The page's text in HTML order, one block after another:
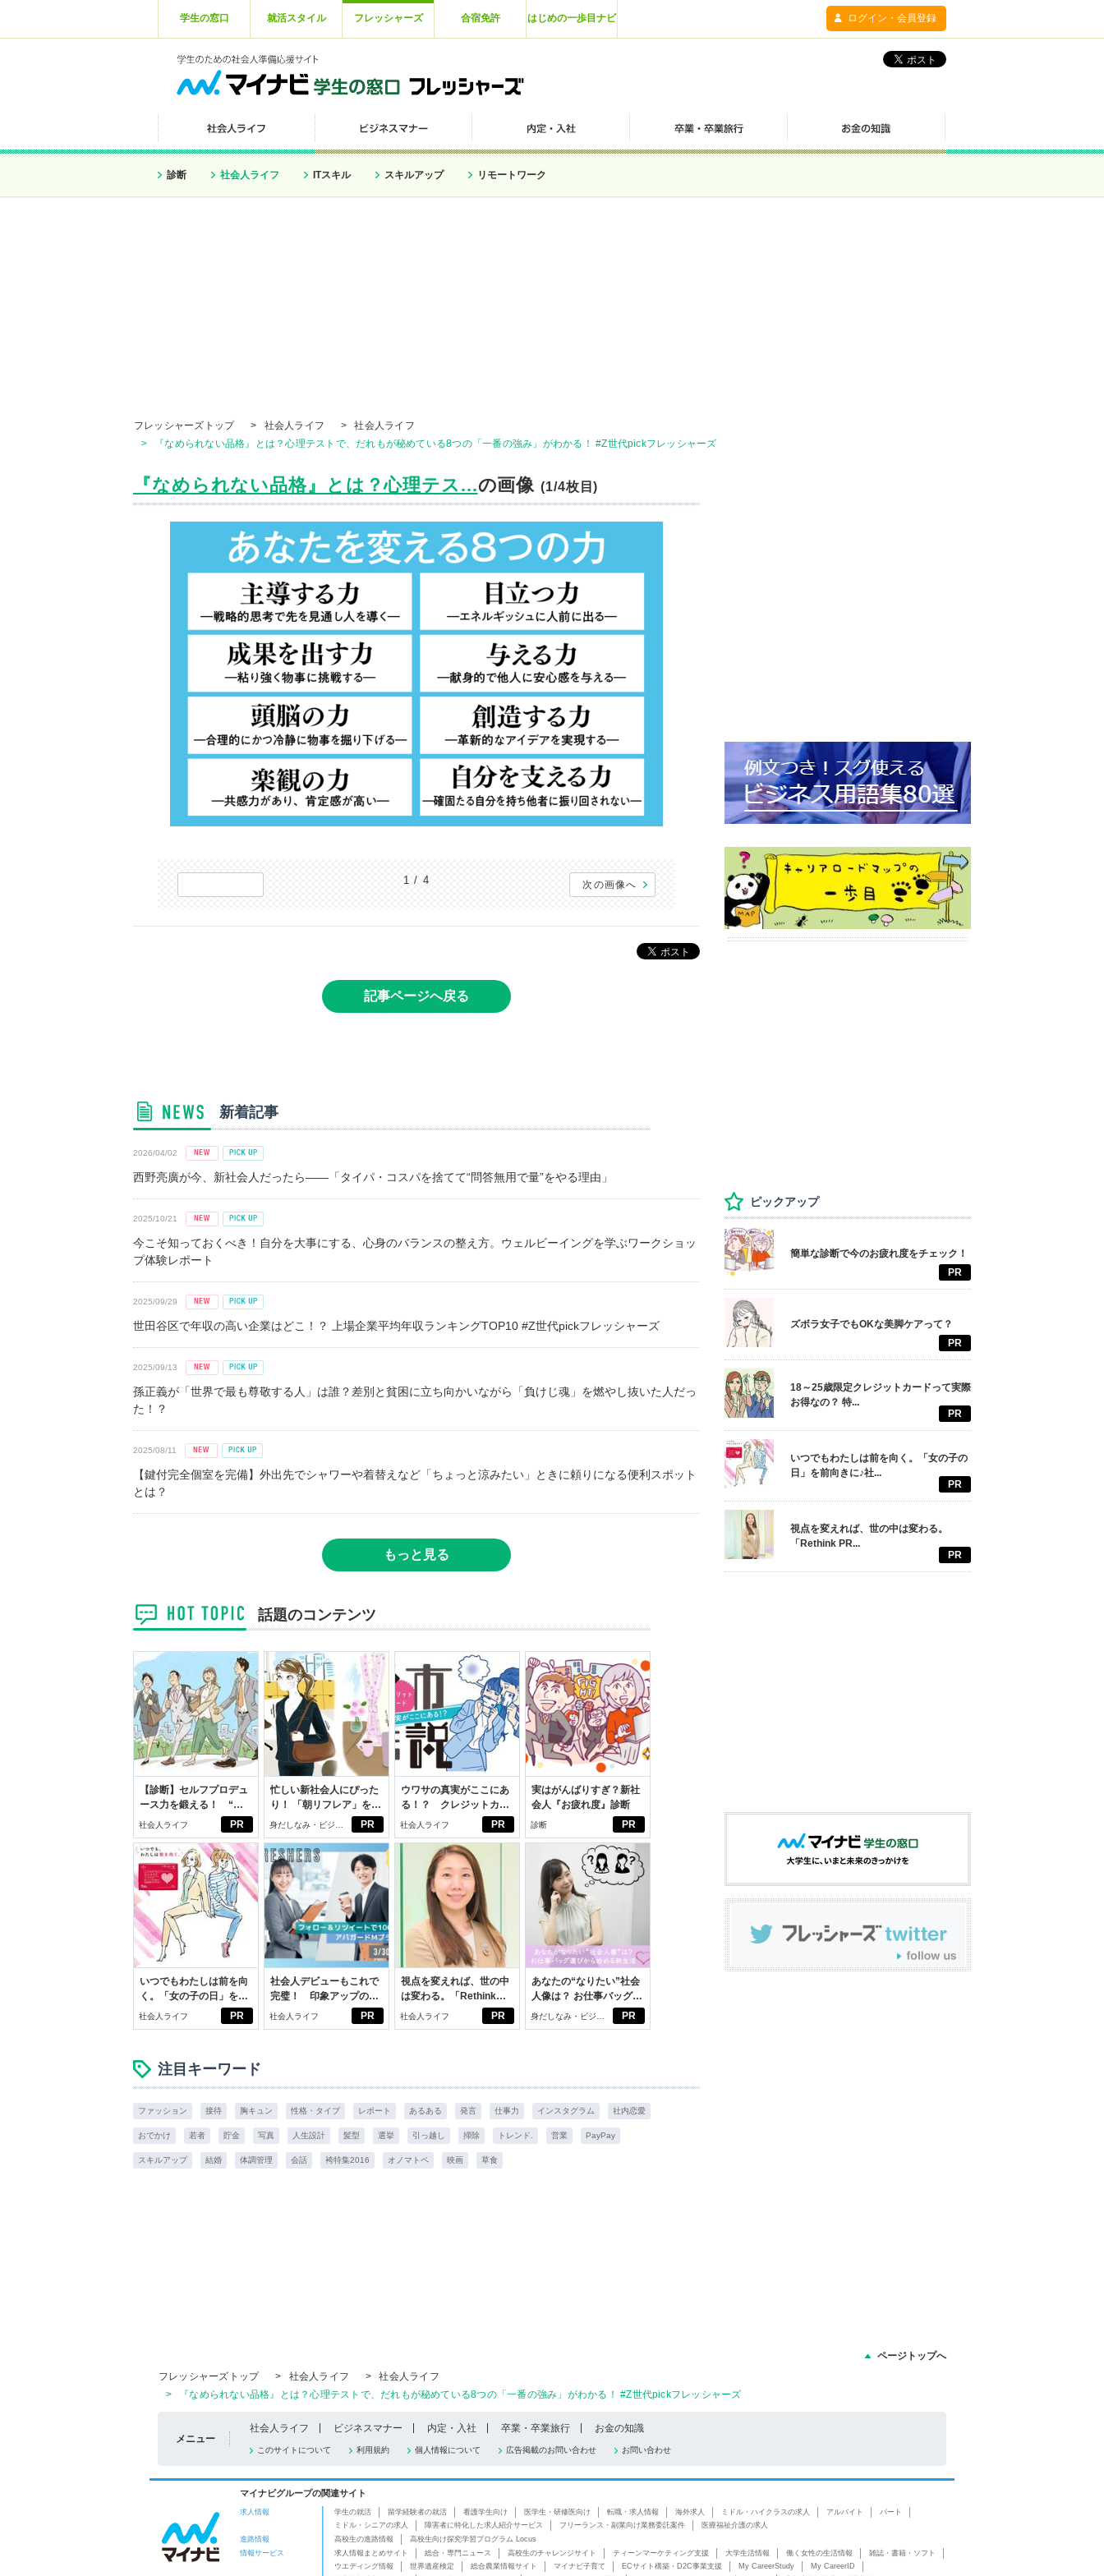
学生の窓口 就活スタイル フレッシャーズ 合宿免許 はじめの一歩目ナビ ログイン・会員登録
診断 社会人ライフ ITスキル スキルアップ リモートワーク
フレッシャーズトップ > 社会人ライフ >
社会人ライフ
>
『なめられない品格』とは？心理テストで、だれもが秘めている8つの「一番の強み」がわかる！ #Z世代pickフレッシャーズ
『なめられない品格』とは？心理テス...の画像(1/4枚目)
1 / 4 次の画像へ
記事ページへ戻る
新着記事
2026/04/02
西野亮廣が今、新社会人だったら――「タイパ・コスパを捨てて“問答無用で量”をやる理由」
2025/10/21
今こそ知っておくべき！自分を大事にする、心身のバランスの整え方。ウェルビーイングを学ぶワークショッ
プ体験レポート
2025/09/29
世田谷区で年収の高い企業はどこ！？ 上場企業平均年収ランキングTOP10 #Z世代pickフレッシャーズ
2025/09/13
孫正義が「世界で最も尊敬する人」は誰？差別と貧困に立ち向かいながら「負けじ魂」を燃やし抜いた人だっ
た！？
2025/08/11
【鍵付完全個室を完備】外出先でシャワーや着替えなど「ちょっと涼みたい」ときに頼りになる便利スポット
とは？
もっと見る
話題のコンテンツ
PR
【診断】セルフプロデュ
ース力を鍛える！ “ジ
ブン観”診断
社会人ライフ PR
忙しい新社会人にぴった
り！ 「朝リフレア」をは
じめよう。しっかりニオ
イケアして24時間快適。
身だしなみ・ビジネ
スアイテム
PR
ウワサの真実がここにあ
る！？ クレジットカー
ドの都市伝説
社会人ライフ PR
実はがんばりすぎ？新社
会人『お疲れ度』診断
診断
PR
いつでもわたしは前を向
く。「女の子の日」を前
向きに♪社会人エリ・大
社会人ライフ PR
社会人デビューもこれで
完璧！ 印象アップのセ
ルフプロデュース術
社会人ライフ PR
視点を変えれば、世の中
は変わる。「Rethink
PROJECT」がつたえた
社会人ライフ PR
あなたの“なりたい”社会
人像は？ お仕事バッグ選
びから始める新生活
身だしなみ・ビジネ
スアイテム
注目キーワード
ファッション 接待 胸キュン 性格・タイプ レポート あるある 発言 仕事力 インスタグラム 社内恋愛
おでかけ 若者 貯金 写真 人生設計 髪型 選挙 引っ越し 掃除 トレンド. 営業 PayPay
スキルアップ 結婚 体調管理 会話 袴特集2016 オノマトペ 映画 草食
ピックアップ
簡単な診断で今のお疲れ度をチェック！
PR
ズボラ女子でもOKな美脚ケアって？
PR
18～25歳限定クレジットカードって実際
お得なの？ 特...
PR
いつでもわたしは前を向く。「女の子の
日」を前向きに♪社...
PR
視点を変えれば、世の中は変わる。
「Rethink PR...
PR
ページトップへ
フレッシャーズトップ
> 社会人ライフ >
社会人ライフ
>
『なめられない品格』とは？心理テストで、だれもが秘めている8つの「一番の強み」がわかる！ #Z世代pickフレッシャーズ
メニュー
社会人ライフ ビジネスマナー 内定・入社 卒業・卒業旅行 お金の知識
このサイトについて 利用規約 個人情報について 広告掲載のお問い合わせ お問い合わせ
マイナビグループの関連サイト
求人情報 学生の就活 留学経験者の就活 看護学生向け 医学生・研修医向け 転職・求人情報 海外求人 ミドル・ハイクラスの求人 アルバイト
パート
ミドル・シニアの求人
障害者に特化した求人紹介サービス フリーランス・副業向け業務委託案件
医療福祉介護の求人
進路情報
高校生の進路情報
高校生向け探究学習プログラム Locus
情報サービス
求人情報まとめサイト 総合・専門ニュース 高校生のチャレンジサイト ティーンマーケティング支援 大学生活情報 働く女性の生活情報
雑誌・書籍・ソフト
ウエディング情報
世界遺産検定 総合農業情報サイト マイナビ子育て ECサイト構築・D2C事業支援 My CareerStudy
My CareerID